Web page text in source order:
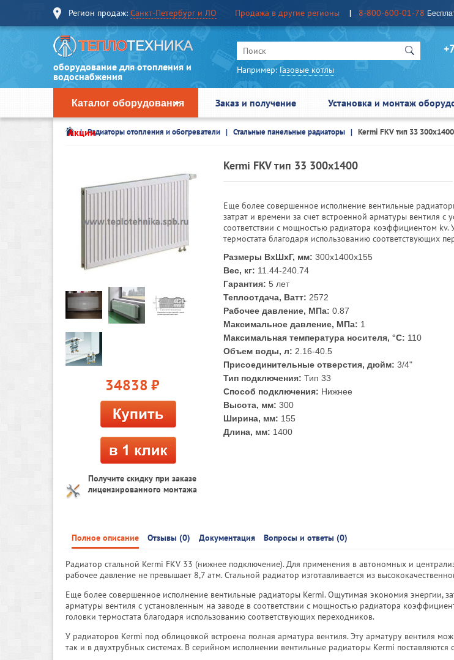
Регион продаж: Санкт-Петербург и ЛО Продажа в другие регионы 8-800-600-01-78
оборудование для отопления и
водоснабжения
Например: Газовые котлы
Каталог оборудования Заказ и получение Установка и монтаж
АкцииРадиаторы отопления и обогреватели Стальные панельные радиаторы Kermi FKV тип 33 300x1400
34838 руб.
Получите скидку при заказе
лицензированного монтажа
Kermi FKV тип 33 300x1400
Еще более совершенное исполнение вентильные
затрат и времени за счет встроенной арматуры вентиля с
соответствии с мощностью радиатора коэффициентом kv.
термостата благодаря использованию соответствующих
Размеры ВхШхГ, мм: 300x1400x155
Вес, кг: 11.44-240.74
Гарантия: 5 лет
Теплоотдача, Ватт: 2572
Рабочее давление, МПа: 0.87
Максимальное давление, МПа: 1
Максимальная температура носителя, °С: 110
Объем воды, л: 2.16-40.5
Присоединительные отверстия, дюйм: 3/4"
Тип подключения: Тип 33
Способ подключения: Нижнее
Высота, мм: 300
Ширина, мм: 155
Длина, мм: 1400
Полное описание Отзывы (0) Документация Вопросы и ответы (0)
Радиатор стальной Kermi FKV 33 (нижнее подключение). Для применения в автономных и
рабочее давление не превышает 8,7 атм. Стальной радиатор изготавливается из
Еще более совершенное исполнение вентильные радиаторы Kermi. Ощутимая экономия энергии,
арматуры вентиля с установленным на заводе в соответствии с мощностью радиатора
головки термостата благодаря использованию соответствующих переходников.
У радиаторов Kermi под облицовкой встроена полная арматура вентиля. Эту арматуру вентиля
так и в двухтрубных системах. В серийном исполнении вентильные радиаторы Kermi поставляются